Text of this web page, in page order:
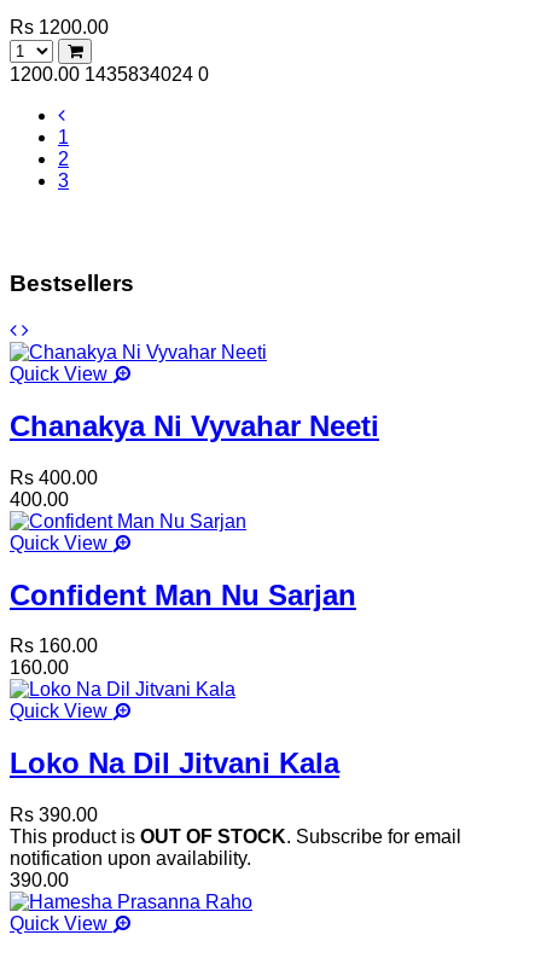
Rs 1200.00
1200.00 1435834024 0
1
2
3
Bestsellers
Quick View
Chanakya Ni Vyvahar Neeti
Rs 400.00
400.00
Quick View
Confident Man Nu Sarjan
Rs 160.00
160.00
Quick View
Loko Na Dil Jitvani Kala
Rs 390.00
This product is OUT OF STOCK. Subscribe for email
notification upon availability.
390.00
Quick View